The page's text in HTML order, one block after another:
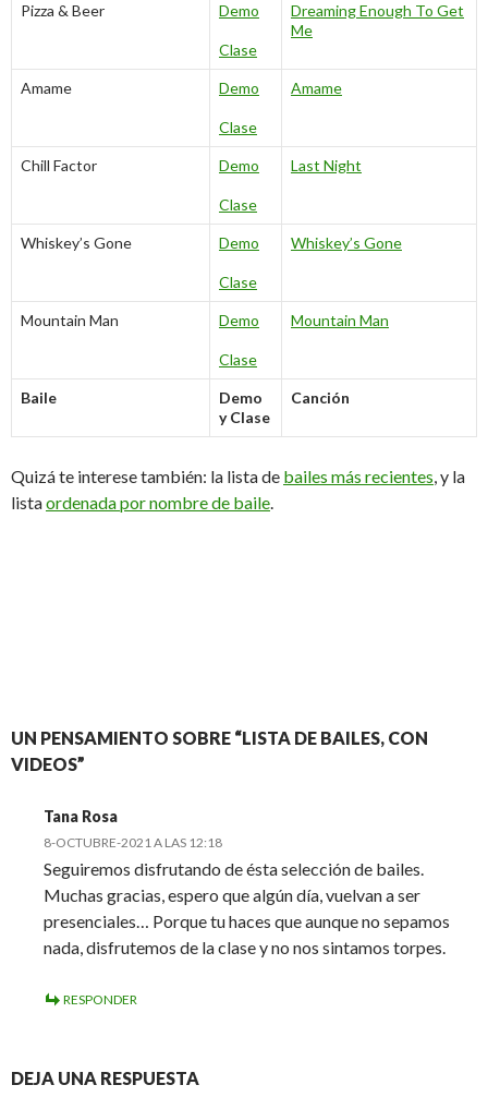
Pizza & Beer Demo
Clase
Dreaming Enough To Get
Me
Amame Demo
Clase
Amame
Chill Factor Demo
Clase
Last Night
Whiskey’s Gone Demo
Clase
Whiskey’s Gone
Mountain Man Demo
Clase
Mountain Man
Baile
Demo
y Clase
Canción
Quizá te interese también: la lista de bailes más recientes, y la
listaordenada por nombre de baile.
UN PENSAMIENTO SOBRE “LISTA DE BAILES, CON
VIDEOS”
Tana Rosa
8-OCTUBRE-2021 A LAS 12:18
Seguiremos disfrutando de ésta selección de bailes.
Muchas gracias, espero que algún día, vuelvan a ser
presenciales… Porque tu haces que aunque no sepamos
nada, disfrutemos de la clase y no nos sintamos torpes.
RESPONDER
DEJA UNA RESPUESTA